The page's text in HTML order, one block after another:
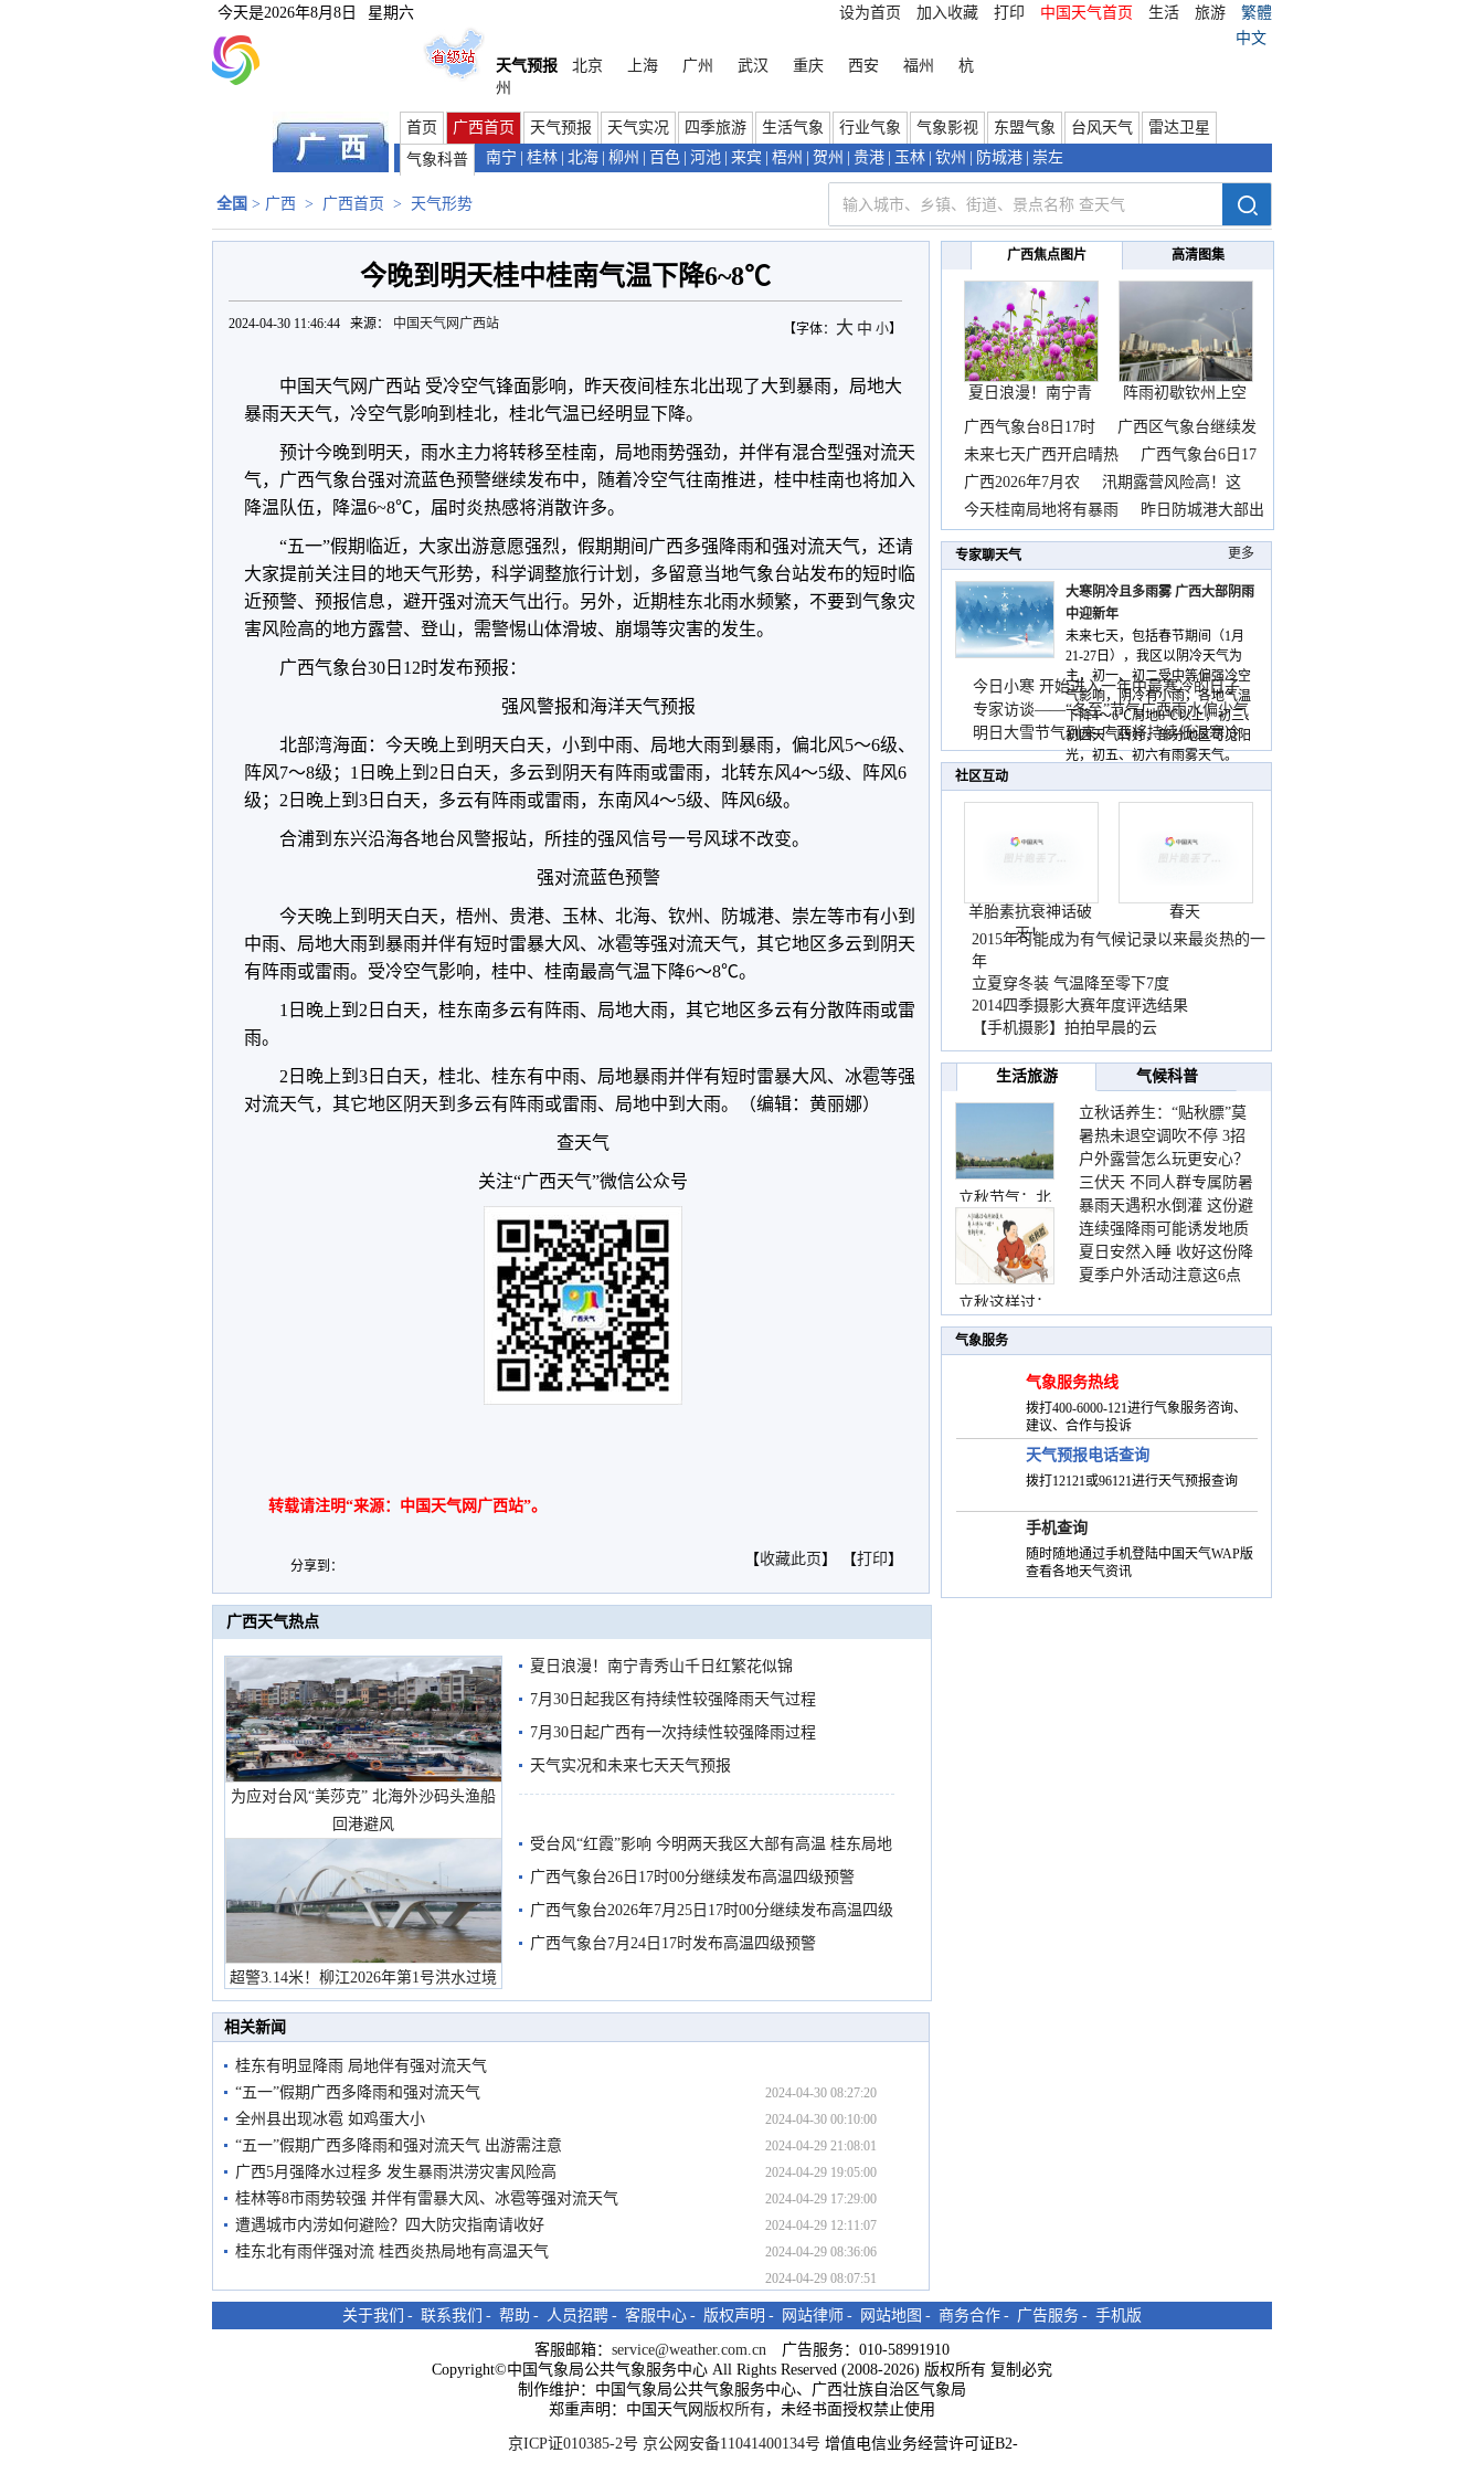
今天是2026年8月8日 星期六 设为首页 加入收藏 打印 中国天气首页 生活 旅游
繁體
中文
天气预报
北京 上海 广州 武汉 重庆 西安 福州
杭
州
首页 广西首页 天气预报 天气实况 四季旅游 生活气象 行业气象 气象影视 东盟气象 台风天气
雷达卫星
气象科普
南宁 桂林 北海 柳州 百色 河池 来宾 梧州 贺州 贵港 玉林 钦州 防城港 崇左
全国 > 广西 > 广西首页 > 天气形势
今晚到明天桂中桂南气温下降6~8℃
【字体： 大 中 小】
2024-04-30 11:46:44 来源： 中国天气网广西站
中国天气网广西站 受冷空气锋面影响，昨天夜间桂东北出现了大到暴雨，局地大
暴雨天天气，冷空气影响到桂北，桂北气温已经明显下降。
预计今晚到明天，雨水主力将转移至桂南，局地雨势强劲，并伴有混合型强对流天
气，广西气象台强对流蓝色预警继续发布中，随着冷空气往南推进，桂中桂南也将加入
降温队伍，降温6~8℃，届时炎热感将消散许多。
“五一”假期临近，大家出游意愿强烈，假期期间广西多强降雨和强对流天气，还请
大家提前关注目的地天气形势，科学调整旅行计划，多留意当地气象台站发布的短时临
近预警、预报信息，避开强对流天气出行。另外，近期桂东北雨水频繁，不要到气象灾
害风险高的地方露营、登山，需警惕山体滑坡、崩塌等灾害的发生。
广西气象台30日12时发布预报：
强风警报和海洋天气预报
北部湾海面：今天晚上到明天白天，小到中雨、局地大雨到暴雨，偏北风5～6级、
阵风7～8级；1日晚上到2日白天，多云到阴天有阵雨或雷雨，北转东风4～5级、阵风6
级；2日晚上到3日白天，多云有阵雨或雷雨，东南风4～5级、阵风6级。
合浦到东兴沿海各地台风警报站，所挂的强风信号一号风球不改变。
强对流蓝色预警
今天晚上到明天白天，梧州、贵港、玉林、北海、钦州、防城港、崇左等市有小到
中雨、局地大雨到暴雨并伴有短时雷暴大风、冰雹等强对流天气，其它地区多云到阴天
有阵雨或雷雨。受冷空气影响，桂中、桂南最高气温下降6～8℃。
1日晚上到2日白天，桂东南多云有阵雨、局地大雨，其它地区多云有分散阵雨或雷
雨。
2日晚上到3日白天，桂北、桂东有中雨、局地暴雨并伴有短时雷暴大风、冰雹等强
对流天气，其它地区阴天到多云有阵雨或雷雨、局地中到大雨。（编辑：黄丽娜）
查天气
关注“广西天气”微信公众号
转载请注明“来源：中国天气网广西站”。
分享到： 【收藏此页 】 【打印】
广西天气热点
为应对台风“美莎克” 北海外沙码头渔船
回港避风
超警3.14米！柳江2026年第1号洪水过境
市民在堤岸见证汛况
夏日浪漫！南宁青秀山千日红繁花似锦
7月30日起我区有持续性较强降雨天气过程
7月30日起广西有一次持续性较强降雨过程
天气实况和未来七天天气预报
受台风“红霞”影响 今明两天我区大部有高温 桂东局地
有较强降雨
广西气象台26日17时00分继续发布高温四级预警
广西气象台2026年7月25日17时00分继续发布高温四级
预警
广西气象台7月24日17时发布高温四级预警
相关新闻
桂东有明显降雨 局地伴有强对流天气
2024-04-30 08:27:20
“五一”假期广西多降雨和强对流天气
2024-04-30 00:10:00
全州县出现冰雹 如鸡蛋大小
2024-04-29 21:08:01
“五一”假期广西多降雨和强对流天气 出游需注意
2024-04-29 19:05:00
广西5月强降水过程多 发生暴雨洪涝灾害风险高
2024-04-29 17:29:00
桂林等8市雨势较强 并伴有雷暴大风、冰雹等强对流天气
2024-04-29 12:11:07
遭遇城市内涝如何避险？四大防灾指南请收好
2024-04-29 08:36:06
桂东北有雨伴强对流 桂西炎热局地有高温天气
2024-04-29 08:07:51
广西焦点图片 高清图集
夏日浪漫！南宁青
秀山
阵雨初歇钦州上空
邂逅
广西气象台8日17时
广西区气象台继续发
布
未来七天广西开启晴热
广西气象台6日17
时
广西2026年7月农
汛期露营风险高！这
份
今天桂南局地将有暴雨
昨日防城港大部出
现暴
专家聊天气 更多
大寒阴冷且多雨雾 广西大部阴雨
中迎新年
未来七天，包括春节期间（1月
21-27日），我区以阴冷天气为
主，初一、初二受中等偏强冷空
气影响，阴冷有小雨，各地气温
下降4～6℃局地8℃以上，初三、
初四天气转好，部分地区可见阳
光，初五、初六有雨雾天气。
今日小寒 开始进入一年中最寒冷的日子
专家访谈——“冬至”节气广西雨水偏少气
温低
明日大雪节气到来 广西将持续低温寒冷
天气
社区互动
羊胎素抗衰神话破
灭！
春天
2015年可能成为有气候记录以来最炎热的一
年
立夏穿冬装 气温降至零下7度
2014四季摄影大赛年度评选结果
【手机摄影】拍拍早晨的云
生活旅游 气候科普
立秋节气：北
立秋这样过：
立秋话养生：“贴秋膘”莫
着急 先清暑再防燥
暑热未退空调吹不停 3招
护住肩颈不酸痛
户外露营怎么玩更安心？
这份攻略请收好
三伏天 不同人群专属防暑
要点请收好
暴雨天遇积水倒灌 这份避
险提示请收好
连续强降雨可能诱发地质
灾害 这些前兆要知道
夏日安然入睡 收好这份降
温小贴士
夏季户外活动注意这6点
气象服务
气象服务热线
拨打400-6000-121进行气象服务咨询、
建议、合作与投诉
天气预报电话查询
拨打12121或96121进行天气预报查询
手机查询
随时随地通过手机登陆中国天气WAP版
查看各地天气资讯
关于我们 - 联系我们 - 帮助 - 人员招聘 - 客服中心 - 版权声明 - 网站律师 - 网站地图 - 商务合作 - 广告服务 - 手机版
客服邮箱： service@weather.com.cn 广告服务：010-58991910
Copyright©中国气象局公共气象服务中心 All Rights Reserved (2008-2026) 版权所有 复制必究
制作维护：中国气象局公共气象服务中心、广西壮族自治区气象局
郑重声明：中国天气网 版权所有，未经书面授权禁止使用
京ICP证010385-2号 京公网安备11041400134号 增值电信业务经营许可证B2-